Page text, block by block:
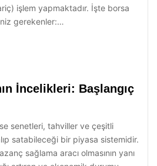
işlem yapmaktadır. İşte borsa
gerekenler:…
İncelikleri: Başlangıç
senetleri, tahviller ve çeşitli
satabileceği bir piyasa sistemidir.
sağlama aracı olmasının yanı